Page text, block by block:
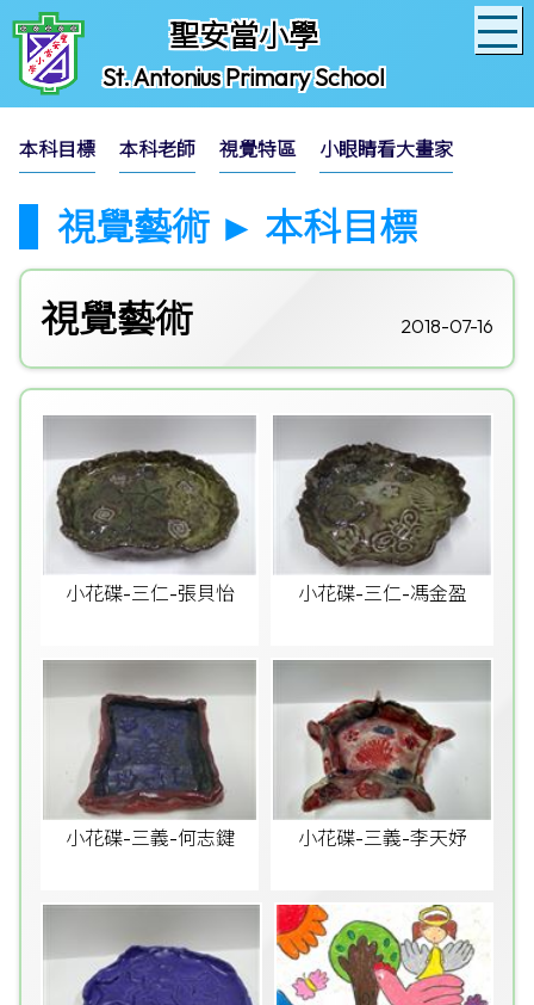
聖安當小學
St. Antonius Primary School
本科目標 本科老師 視覺特區 小眼睛看大畫家
視覺藝術 ► 本科目標
視覺藝術
2018-07-16
小花碟-三仁-張貝怡 小花碟-三仁-馮金盈
小花碟-三義-何志鍵 小花碟-三義-李天妤